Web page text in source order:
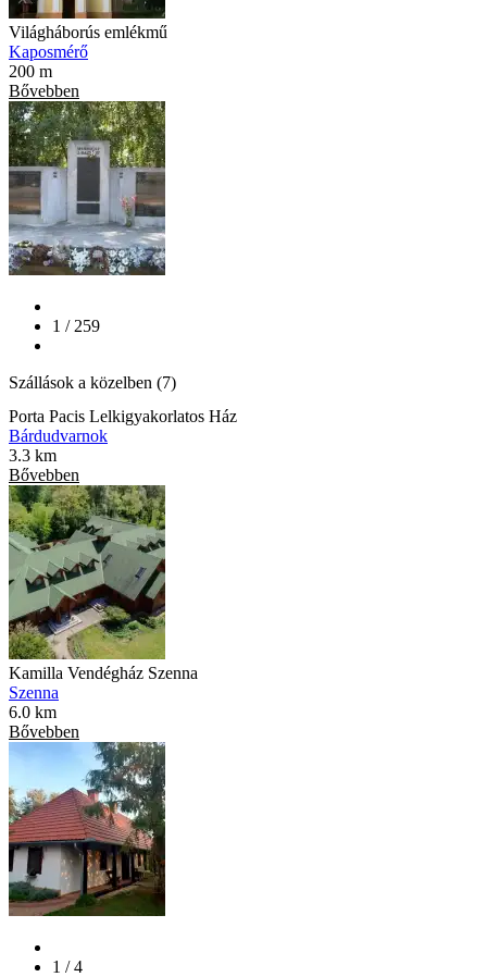
Világháborús emlékmű
Kaposmérő
200 m
Bővebben
1 / 259
Szállások a közelben (7)
Porta Pacis Lelkigyakorlatos Ház
Bárdudvarnok
3.3 km
Bővebben
Kamilla Vendégház Szenna
Szenna
6.0 km
Bővebben
1 / 4